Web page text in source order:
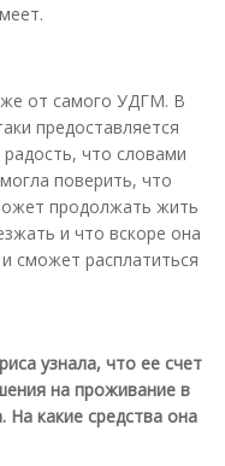
от самого УДГМ. В
предоставляется
что словами
поверить, что
продолжать жить
и что вскоре она
сможет расплатиться
узнала, что ее счет
на проживание в
какие средства она